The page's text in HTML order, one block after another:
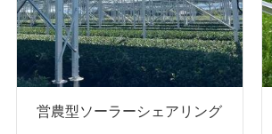
営農型ソーラーシェアリング